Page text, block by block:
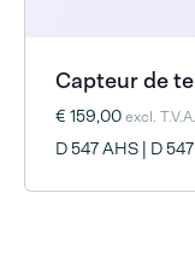
Capteur de
€ 159,00excl. T.V.A.
D 547 AHS | D